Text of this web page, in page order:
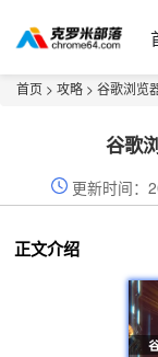
首页 > 攻略 > 谷歌浏览
谷歌
更新时间：
正文介绍